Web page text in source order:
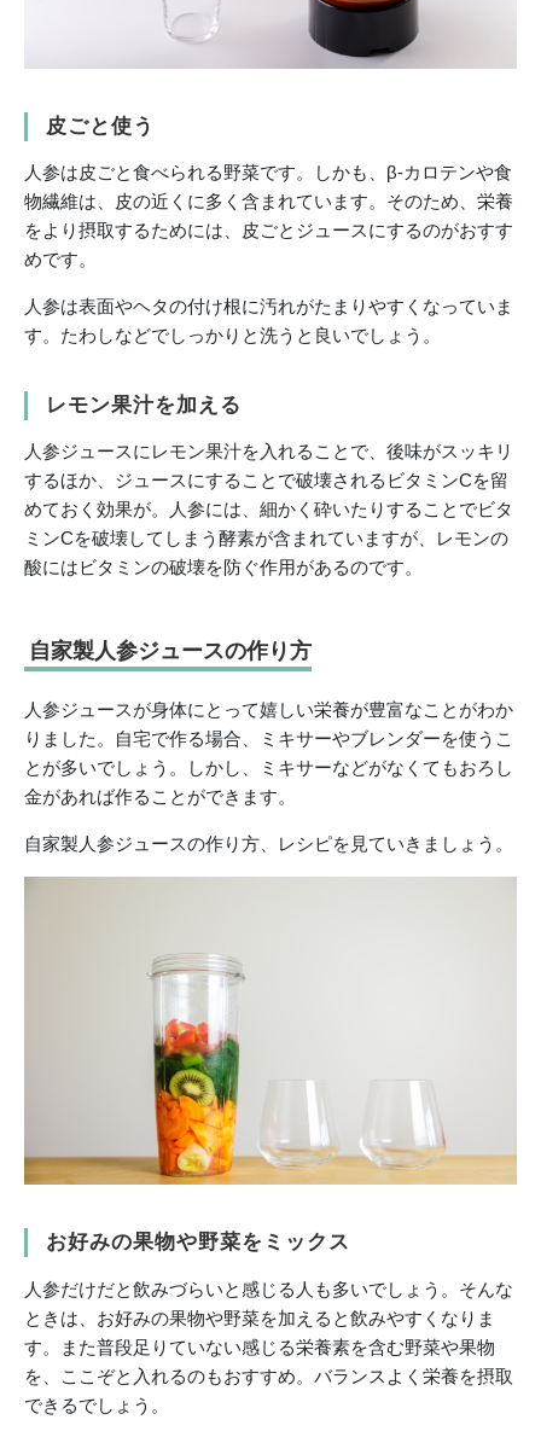
皮ごと使う
人参は皮ごと食べられる野菜です。しかも、β-カロテンや食
物繊維は、皮の近くに多く含まれています。そのため、栄養
をより摂取するためには、皮ごとジュースにするのがおすす
めです。
人参は表面やヘタの付け根に汚れがたまりやすくなっていま
す。たわしなどでしっかりと洗うと良いでしょう。
レモン果汁を加える
人参ジュースにレモン果汁を入れることで、後味がスッキリ
するほか、ジュースにすることで破壊されるビタミンCを留
めておく効果が。人参には、細かく砕いたりすることでビタ
ミンCを破壊してしまう酵素が含まれていますが、レモンの
酸にはビタミンの破壊を防ぐ作用があるのです。
自家製人参ジュースの作り方
人参ジュースが身体にとって嬉しい栄養が豊富なことがわか
りました。自宅で作る場合、ミキサーやブレンダーを使うこ
とが多いでしょう。しかし、ミキサーなどがなくてもおろし
金があれば作ることができます。
自家製人参ジュースの作り方、レシピを見ていきましょう。
お好みの果物や野菜をミックス
人参だけだと飲みづらいと感じる人も多いでしょう。そんな
ときは、お好みの果物や野菜を加えると飲みやすくなりま
す。また普段足りていない感じる栄養素を含む野菜や果物
を、ここぞと入れるのもおすすめ。バランスよく栄養を摂取
できるでしょう。